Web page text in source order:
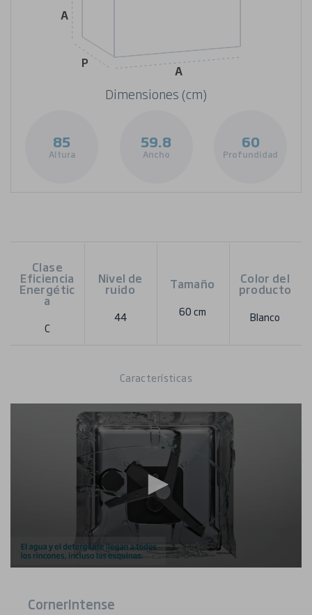
A
P
A
Dimensiones (cm)
85
Altura
59.8
Ancho
60
Profundidad
Clase
Eficiencia
Energétic
a
C
Nivel de
ruido
44
Tamaño
60 cm
Color del
producto
Blanco
Características
CornerIntense